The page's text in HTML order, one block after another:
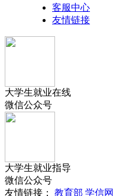
客服中心
友情链接
大学生就业在线
微信公众号
大学生就业指导
微信公众号
友情链接： 教育部 学信网